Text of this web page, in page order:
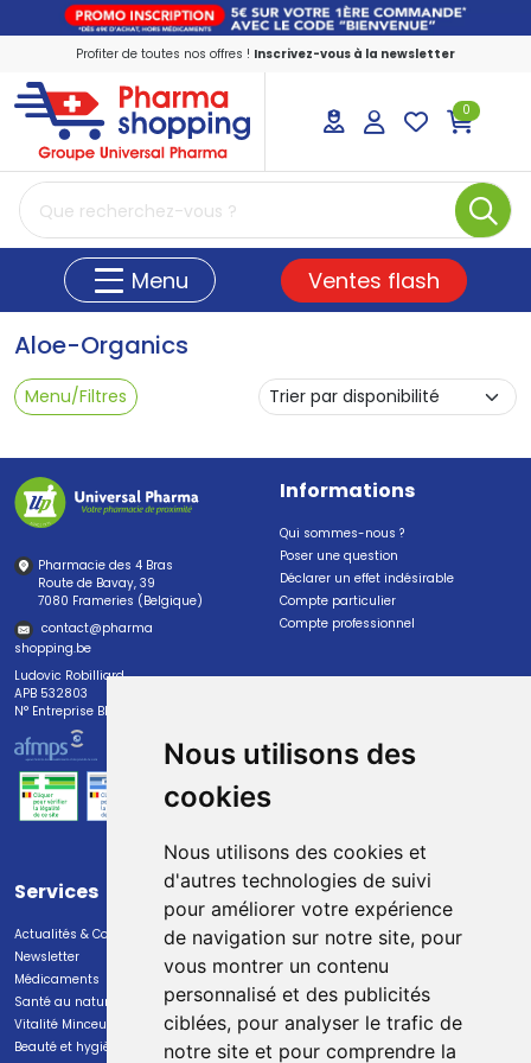
Nous utilisons des
cookies
Nous utilisons des cookies et
d'autres technologies de suivi
pour améliorer votre expérience
de navigation sur notre site, pour
vous montrer un contenu
personnalisé et des publicités
ciblées, pour analyser le trafic de
notre site et pour comprendre la
Profiter de toutes nos offres ! Inscrivez-vous à la newsletter
PharmaShopping Votre pharmacie en
0
Menu Ventes flash
Aloe-Organics
Menu/Filtres
Pharmacie des 4 Bras
Route de Bavay, 39
7080 Frameries (Belgique)
contact@pharma
shopping.be
Ludovic Robilliard
APB 532803
N° Entreprise BE0447.382.113
Informations
Qui sommes-nous ?
Poser une question
Déclarer un effet indésirable
Compte particulier
Compte professionnel
Services
Actualités & Conseils
Newsletter
Médicaments
Santé au naturel
Vitalité Minceur Nutrition
Beauté et hygiène
Paiement
Paiement sécurisé